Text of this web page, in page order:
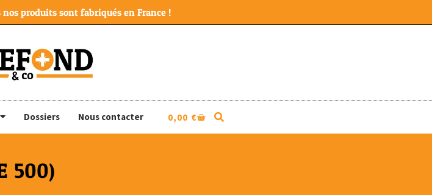
nos produits sont fabriqués en France !
Dossiers Nous contacter 0,00 €
500)